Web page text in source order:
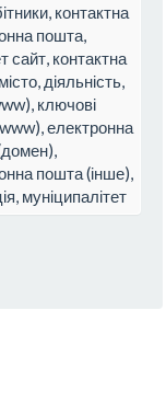
контактна
пошта,
сайт, контактна
діяльність,
ключові
електронна
пошта (інше),
муніципалітет